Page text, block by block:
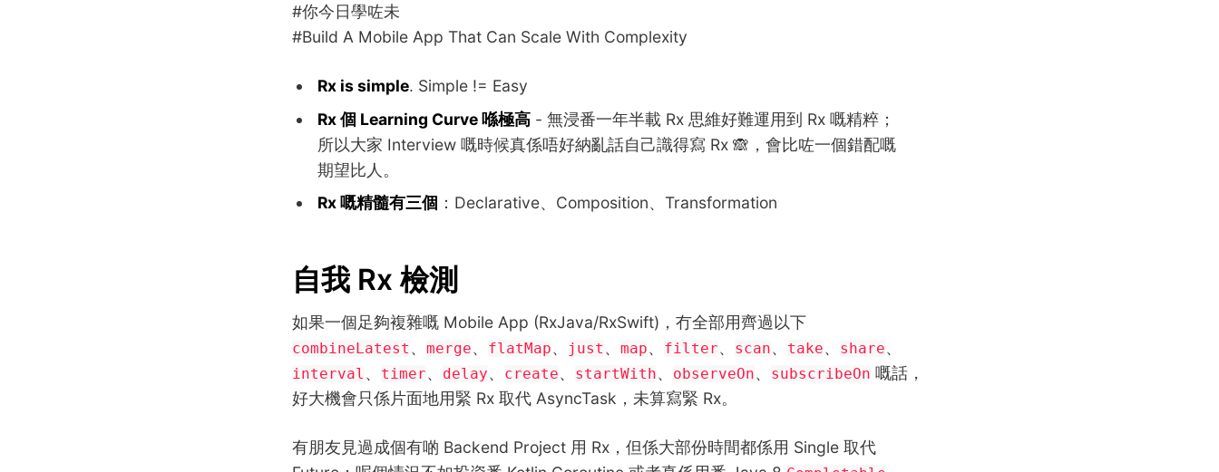
#你今日學咗未
#Build A Mobile App That Can Scale With Complexity
Rx is simple. Simple != Easy
Rx 個 Learning Curve 喺極高 - 無浸番一年半載 Rx 思維好難運用到 Rx 嘅精粹；
所以大家 Interview 嘅時候真係唔好納亂話自己識得寫 Rx 🙈，會比咗一個錯配嘅
期望比人。
Rx 嘅精髓有三個 ：Declarative、Composition、Transformation
自我 Rx 檢測
如果一個足夠複雜嘅 Mobile App (RxJava/RxSwift)，冇全部用齊過以下
combineLatest 、 merge、 flatMap、 just 、 map、 filter、 scan、 take、 share、
interval 、 timer、 delay、 create、 startWith、 observeOn、 subscribeOn 嘅話，
好大機會只係片面地用緊 Rx 取代 AsyncTask，未算寫緊 Rx。
有朋友見過成個有啲 Backend Project 用 Rx，但係大部份時間都係用 Single 取代